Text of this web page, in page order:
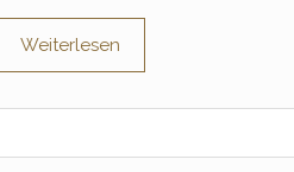
Weiterlesen